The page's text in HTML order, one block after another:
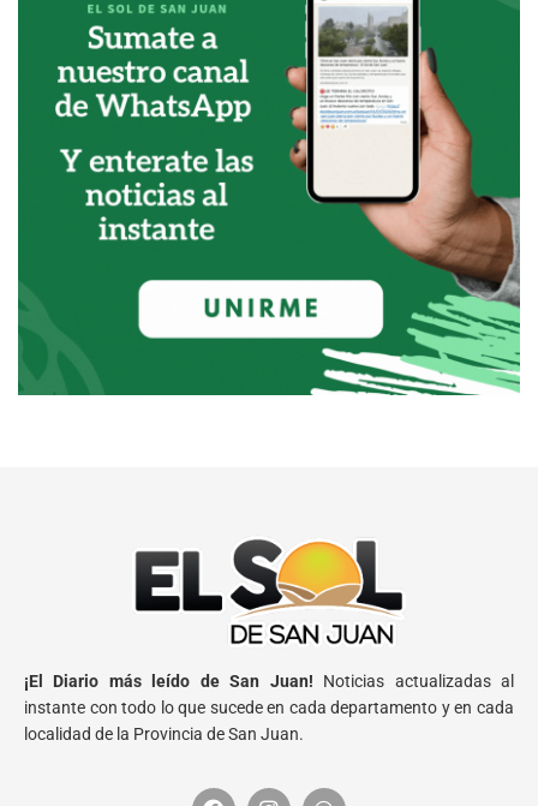
¡El Diario más leído de San Juan! Noticias actualizadas al
instante con todo lo que sucede en cada departamento y en cada
localidad de la Provincia de San Juan.